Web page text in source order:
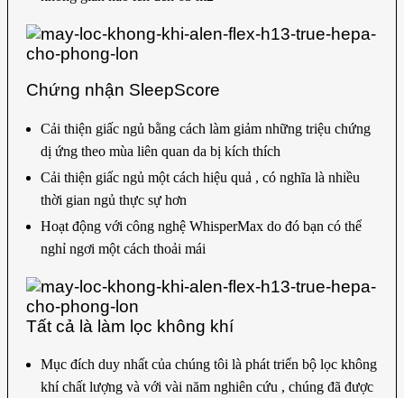
Chứng nhận SleepScore
Cải thiện giấc ngủ bằng cách làm giảm những triệu chứng
dị ứng theo mùa liên quan da bị kích thích
Cải thiện giấc ngủ một cách hiệu quả , có nghĩa là nhiều
thời gian ngủ thực sự hơn
Hoạt động với công nghệ WhisperMax do đó bạn có thể
nghỉ ngơi một cách thoải mái
Tất cả là làm lọc không khí
Mục đích duy nhất của chúng tôi là phát triển bộ lọc không
khí chất lượng và với vài năm nghiên cứu , chúng đã được